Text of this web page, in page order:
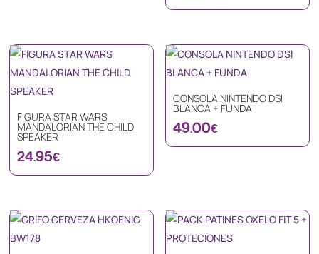
FIGURA STAR WARS
MANDALORIAN THE CHILD
SPEAKER
24.95€
CONSOLA NINTENDO DSI
BLANCA + FUNDA
49.00€